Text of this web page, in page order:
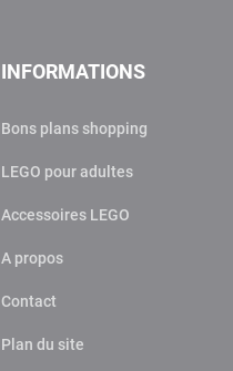
INFORMATIONS
Bons plans shopping
LEGO pour adultes
Accessoires LEGO
A propos
Contact
Plan du site